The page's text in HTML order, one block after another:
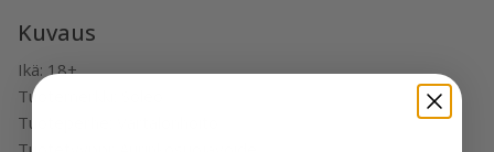
Kuvaus
Ikä: 18+
Tuotemerkki: Soleo
Tuoteperhe: Vartalonhoito